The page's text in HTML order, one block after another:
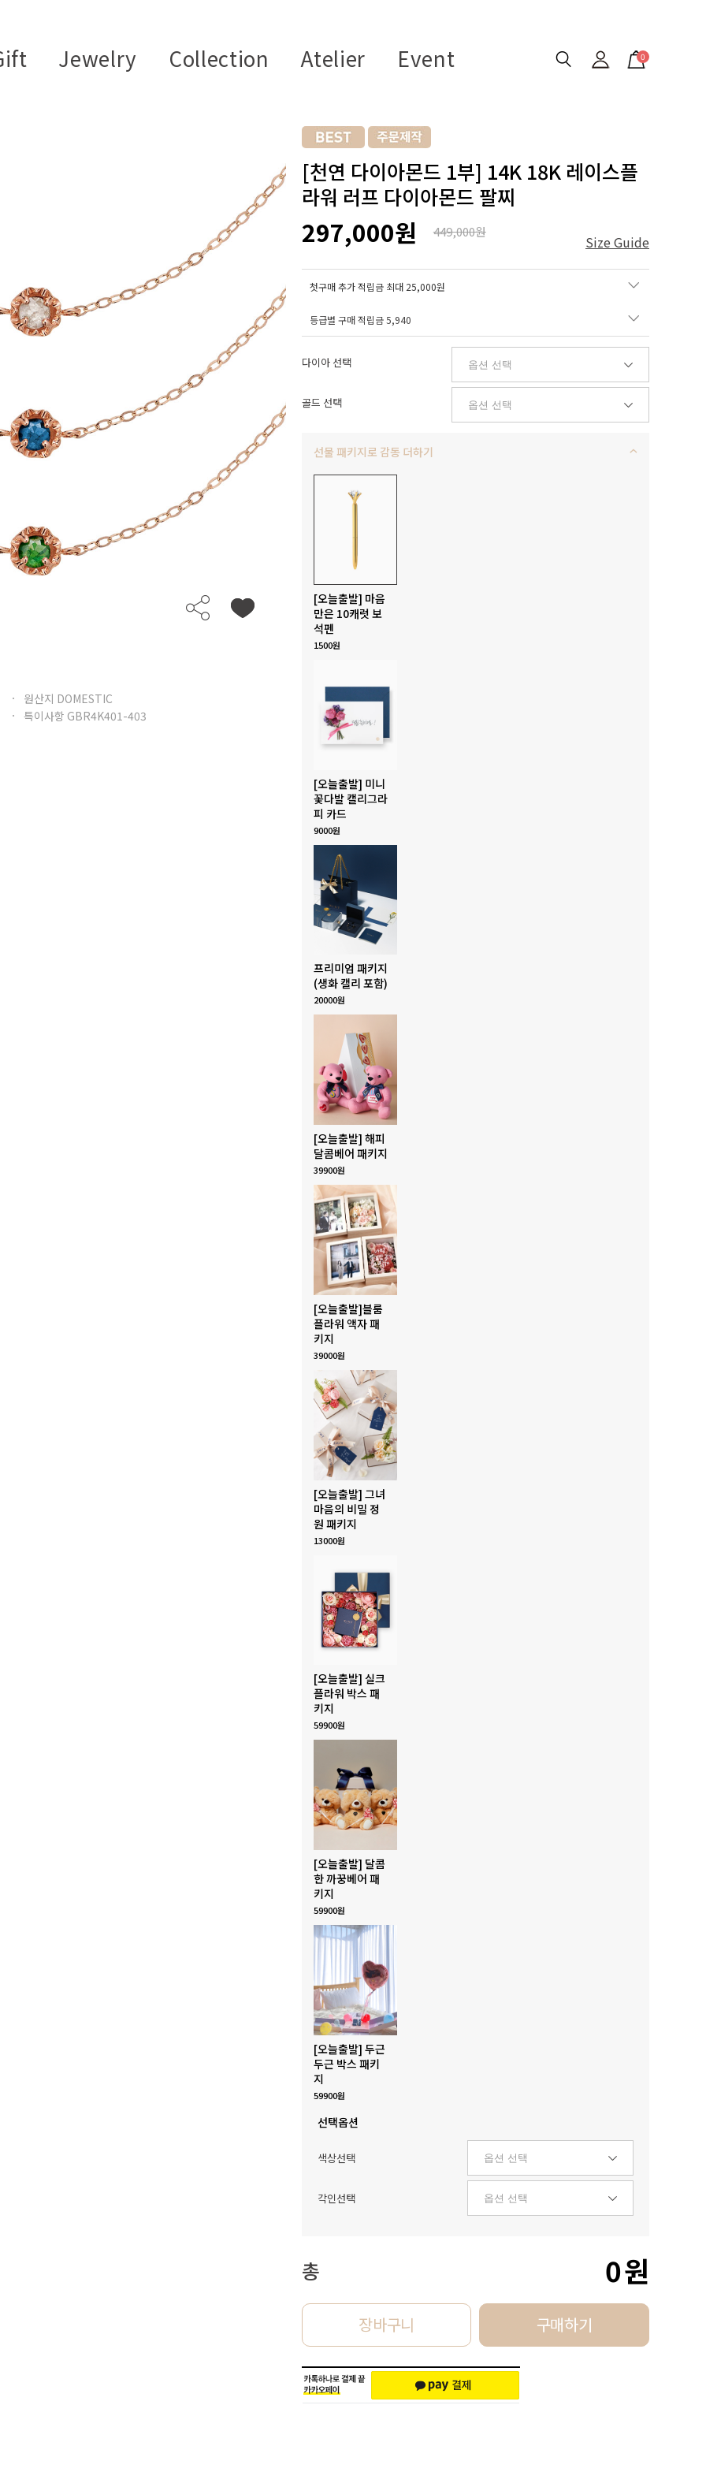
Jewelry Collection Atelier Event 0
원산지 DOMESTIC
특이사항 GBR4K401-403
[천연 다이아몬드 1부] 14K 18K 레이스플
라워 러프 다이아몬드 팔찌
297,000원 449,000원
Size Guide
첫구매 추가 적립금 최대 25,000원
등급별 구매 적립금5,940
다이아 선택
골드 선택
선물 패키지로 감동 더하기
[오늘출발] 마음
만은 10캐럿 보
석펜
1500원
[오늘출발] 미니
꽃다발 캘리그라
피 카드
9000원
프리미엄 패키지
(생화 캘리 포함)
20000원
[오늘출발] 해피
달콤베어 패키지
39900원
[오늘출발]블룸
플라워 액자 패
키지
39000원
[오늘출발] 그녀
마음의 비밀 정
원 패키지
13000원
[오늘출발] 실크
플라워 박스 패
키지
59900원
[오늘출발] 달콤
한 까꿍베어 패
키지
59900원
[오늘출발] 두근
두근 박스 패키
지
59900원
선택옵션
색상선택
각인선택
총 0원
장바구니 구매하기